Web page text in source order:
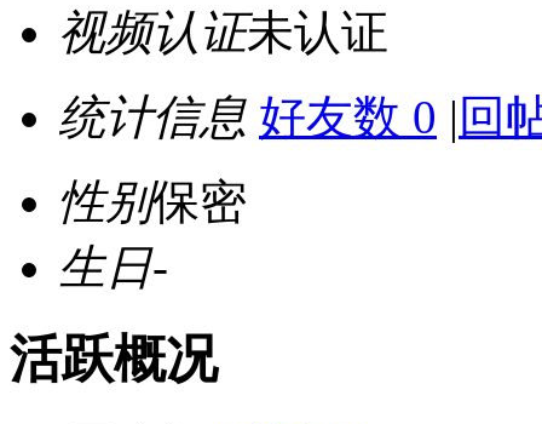
视频认证未认证
统计信息 好友数 0 | 回
性别保密
生日-
活跃概况